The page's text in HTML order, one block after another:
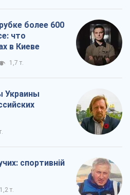
более 600
что
в Киеве
1,7 т.
Украины
спортивній
т.